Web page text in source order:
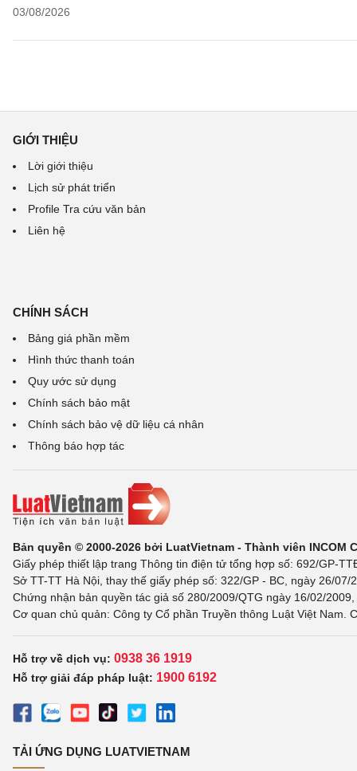
03/08/2026
GIỚI THIỆU
Lời giới thiệu
Lịch sử phát triển
Profile Tra cứu văn bản
Liên hệ
CHÍNH SÁCH
Bảng giá phần mềm
Hình thức thanh toán
Quy ước sử dụng
Chính sách bảo mật
Chính sách bảo vệ dữ liệu cá nhân
Thông báo hợp tác
Bản quyền © 2000-2026 bởi LuatVietnam - Thành viên INCOM
Giấy phép thiết lập trang Thông tin điện tử tổng hợp số: 692/GP-
Sở TT-TT Hà Nội, thay thế giấy phép số: 322/GP - BC, ngày 26/
Chứng nhận bản quyền tác giả số 280/2009/QTG ngày 16/02/
Cơ quan chủ quản: Công ty Cổ phần Truyền thông Luật Việt Nam.
Hỗ trợ về dịch vụ: 0938 36 1919
Hỗ trợ giải đáp pháp luật: 1900 6192
TẢI ỨNG DỤNG LUATVIETNAM